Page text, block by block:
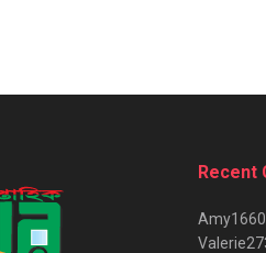
Recent
Amy1660